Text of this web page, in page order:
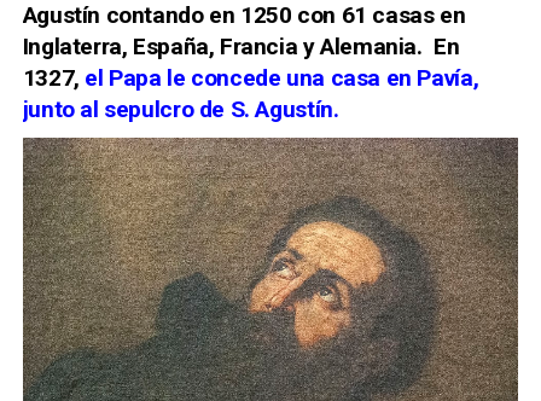
Agustín contando en 1250 con 61 casas en
Inglaterra, España, Francia y Alemania. En
1327, el Papa le concede una casa en Pavía,
junto al sepulcro de S. Agustín.